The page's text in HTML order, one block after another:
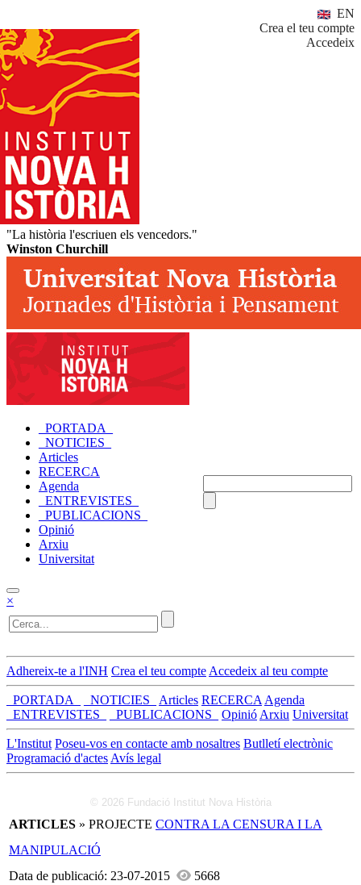
EN
Crea el teu compte
Accedeix
"La història l'escriuen els vencedors."
Winston Churchill
_PORTADA_
_NOTICIES_
Articles
RECERCA
Agenda
_ENTREVISTES_
_PUBLICACIONS_
Opinió
Arxiu
Universitat
×
Adhereix-te a l'INH Crea el teu compte Accedeix al teu compte
_PORTADA_ _NOTICIES_ Articles RECERCA Agenda
_ENTREVISTES_
_PUBLICACIONS_ Opinió Arxiu Universitat
L'Institut Poseu-vos en contacte amb nosaltres Butlletí electrònic
Programació d'actes Avís legal
© 2026 Fundació Institut Nova Història
ARTICLES » PROJECTE CONTRA LA CENSURA I LA
MANIPULACIÓ
Data de publicació: 23-07-2015
5668